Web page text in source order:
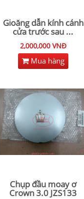
Gioăng dẫn kính cánh
cửa trước sau ...
2,000,000 VNĐ
Mua hàng
Chụp đầu moay ơ
Crown 3.0 JZS133